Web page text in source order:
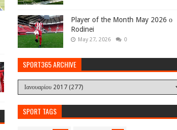
Player of the Month May 2026 ο
Rodinei
May 27, 2026 0
SPORT365 ARCHIVE
SPORT TAGS